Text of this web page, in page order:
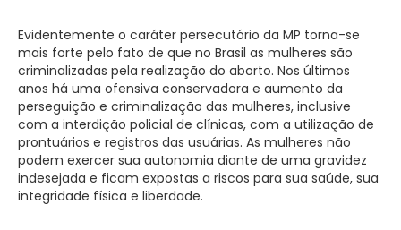
Evidentemente o caráter persecutório da MP torna-se
mais forte pelo fato de que no Brasil as mulheres são
criminalizadas pela realização do aborto. Nos últimos
anos há uma ofensiva conservadora e aumento da
perseguição e criminalização das mulheres, inclusive
com a interdição policial de clínicas, com a utilização de
prontuários e registros das usuárias. As mulheres não
podem exercer sua autonomia diante de uma gravidez
indesejada e ficam expostas a riscos para sua saúde, sua
integridade física e liberdade.